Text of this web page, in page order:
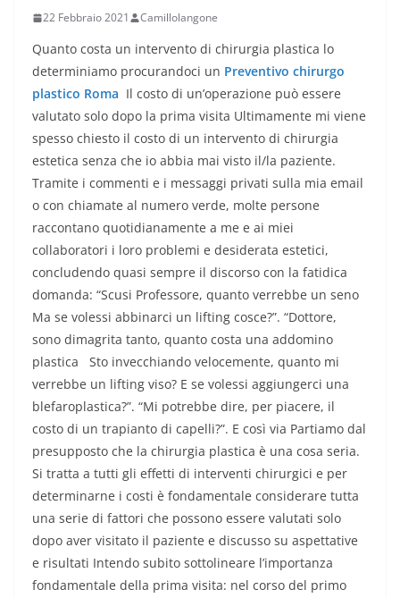
22 Febbraio 2021 Camillolangone
Quanto costa un intervento di chirurgia plastica lo
determiniamo procurandoci un Preventivo chirurgo
plastico Roma Il costo di un’operazione può essere
valutato solo dopo la prima visita Ultimamente mi viene
spesso chiesto il costo di un intervento di chirurgia
estetica senza che io abbia mai visto il/la paziente.
Tramite i commenti e i messaggi privati sulla mia email
o con chiamate al numero verde, molte persone
raccontano quotidianamente a me e ai miei
collaboratori i loro problemi e desiderata estetici,
concludendo quasi sempre il discorso con la fatidica
domanda: “Scusi Professore, quanto verrebbe un seno
Ma se volessi abbinarci un lifting cosce?”. “Dottore,
sono dimagrita tanto, quanto costa una addomino
plastica Sto invecchiando velocemente, quanto mi
verrebbe un lifting viso? E se volessi aggiungerci una
blefaroplastica?”. “Mi potrebbe dire, per piacere, il
costo di un trapianto di capelli?”. E così via Partiamo dal
presupposto che la chirurgia plastica è una cosa seria.
Si tratta a tutti gli effetti di interventi chirurgici e per
determinarne i costi è fondamentale considerare tutta
una serie di fattori che possono essere valutati solo
dopo aver visitato il paziente e discusso su aspettative
e risultati Intendo subito sottolineare l’importanza
fondamentale della prima visita: nel corso del primo